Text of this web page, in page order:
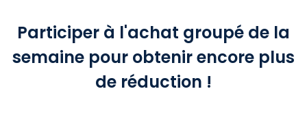
Participer à l'achat groupé de la
semaine pour obtenir encore plus
de réduction !